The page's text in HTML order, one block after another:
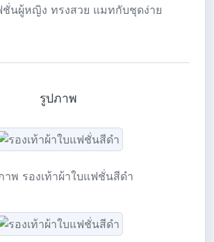
ชั่นผู้หญิง ทรงสวย แมทกับชุดง่าย
รูปภาพ
าพ รองเท้าผ้าใบแฟชั่นสีดำ